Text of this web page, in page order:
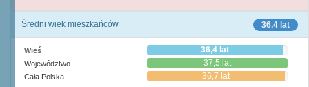
36,4 lat
Średni wiek mieszkańców
Wieś 36,4 lat
Województwo 37,5 lat
Cała Polska 36,7 lat